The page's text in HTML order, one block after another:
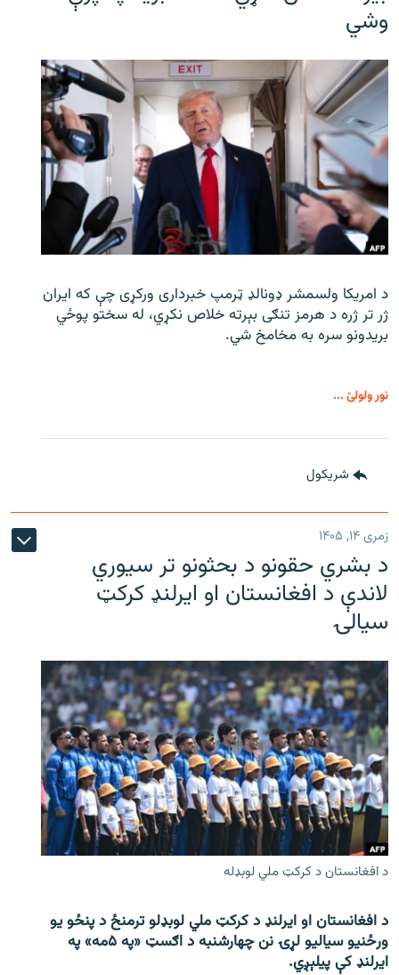
وشي
د امریکا ولسمشر ډونالډ ټرمپ خبرداری ورکړی چې که ایران
ژر تر ژره د هرمز تنګی بېرته خلاص نکړي، له سختو پوځي
بریدونو سره به مخامخ شي.
نور ولولئ ...
شريکول
زمری ۱۴, ۱۴۰۵
د بشري حقونو د بحثونو تر سیوري
لاندې د افغانستان او ایرلنډ کرکټ
سیالۍ
د افغانستان د کرکټ ملي لوبډله
د افغانستان او ایرلنډ د کرکټ ملي لوبډلو ترمنځ د پنځو یو
ورځنیو سیالیو لړۍ نن چهارشنبه د اګسټ «په ۵مه» په
ایرلنډ کې پیلېږي.